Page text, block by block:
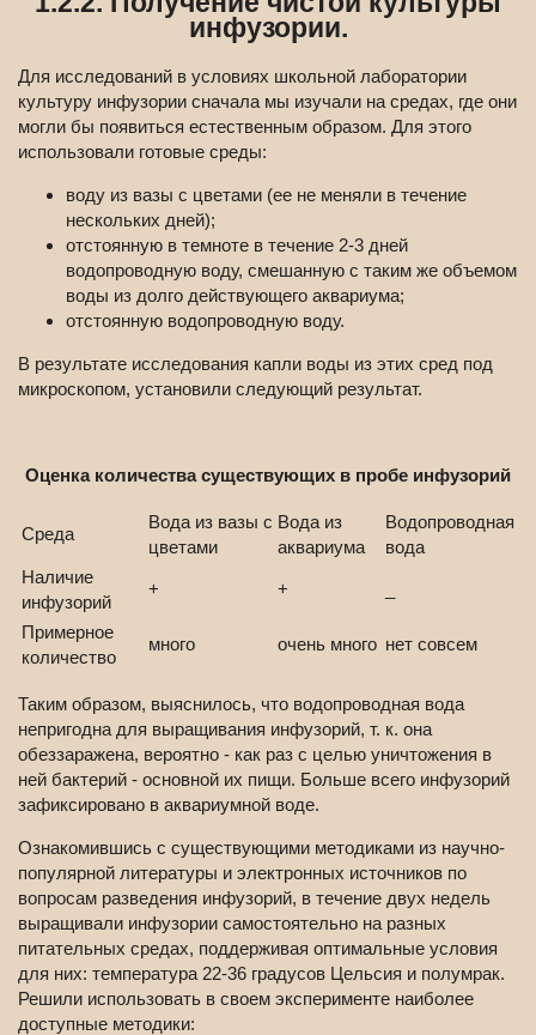
инфузории.
Для исследований в условиях школьной лаборатории
культуру инфузории сначала мы изучали на средах, где они
могли бы появиться естественным образом. Для этого
использовали готовые среды:
воду из вазы с цветами (ее не меняли в течение
нескольких дней);
отстоянную в темноте в течение 2-3 дней
водопроводную воду, смешанную с таким же объемом
воды из долго действующего аквариума;
отстоянную водопроводную воду.
В результате исследования капли воды из этих сред под
микроскопом, установили следующий результат.
Оценка количества существующих в пробе инфузорий
Среда
Вода из вазы с
цветами
Вода из
аквариума
Водопроводная
вода
Наличие
инфузорий
+ +
Примерное
количество
много очень много нет совсем
Таким образом, выяснилось, что водопроводная вода
непригодна для выращивания инфузорий, т. к. она
обеззаражена, вероятно - как раз с целью уничтожения в
ней бактерий - основной их пищи. Больше всего инфузорий
зафиксировано в аквариумной воде.
Ознакомившись с существующими методиками из научно-
популярной литературы и электронных источников по
вопросам разведения инфузорий, в течение двух недель
выращивали инфузории самостоятельно на разных
питательных средах, поддерживая оптимальные условия
для них: температура 22-36 градусов Цельсия и полумрак.
Решили использовать в своем эксперименте наиболее
доступные методики: